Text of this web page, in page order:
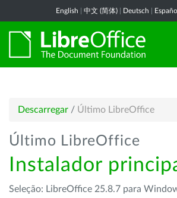
English 中文 (简体) Deutsch
Descarregar / Último LibreOffice
Último LibreOffice
Instalador
Seleção: LibreOffice 25.8.7 para